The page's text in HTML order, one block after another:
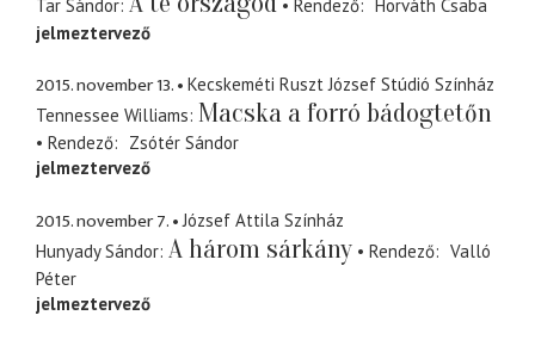
Tar Sándor Rendező
Horváth Csaba
jelmeztervező
2015. november 13.
Kecskeméti Ruszt József Stúdió Színház
Tennessee Williams Macska a forró bádogtetőn
Rendező
Zsótér Sándor
jelmeztervező
2015. november 7.
József Attila Színház
Hunyady Sándor A három sárkány Rendező
Valló
Péter
jelmeztervező